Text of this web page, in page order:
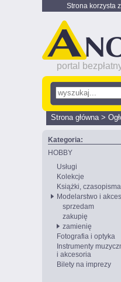
Strona korzysta
portal
Strona główna>
Kategoria:
HOBBY
Usługi
Kolekcje
Książki,
Modelarstwo i
sprzedam
zakupię
zamienię
Fotografia i optyka
Instrumenty
i akcesoria
Bilety na imprezy